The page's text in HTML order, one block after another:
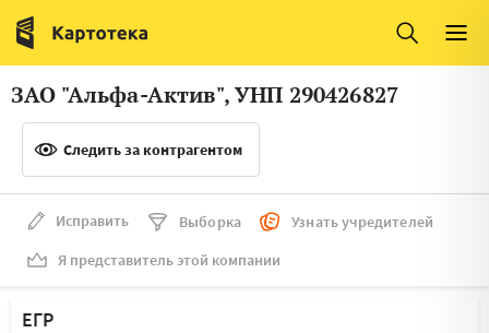
Италия
Люксембург
Литва
Нидерланды
ЗАО "Альфа-Актив", УНП 290426827
Следить за контрагентом
Исправить Выборка
Узнать учредителей
Я представитель этой компании
ЕГР